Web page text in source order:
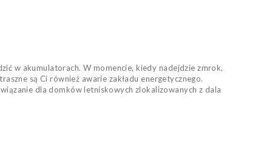
w akumulatorach. W momencie, kiedy nadejdzie zmrok,
są Ci również awarie zakładu energetycznego.
dla domków letniskowych zlokalizowanych z dala